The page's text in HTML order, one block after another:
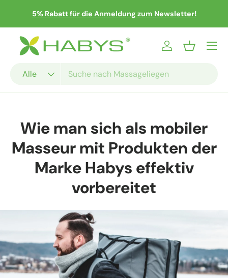
Direkt zum Inhalt
5% Rabatt für die Anmeldung zum Newsletter!
Alle
Einloggen
Menü
Wie man sich als mobiler
Masseur mit Produkten der
Marke Habys effektiv
vorbereitet